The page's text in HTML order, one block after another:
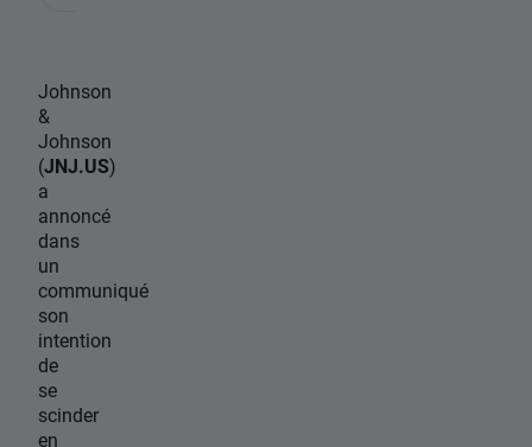
Johnson
&
Johnson
(JNJ.US)
a
annoncé
dans
un
communiqué
son
intention
de
se
scinder
en